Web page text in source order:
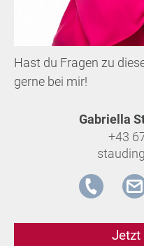
Hast du Fragen zu
gerne bei mir!
Gabriella
+43
Jetzt